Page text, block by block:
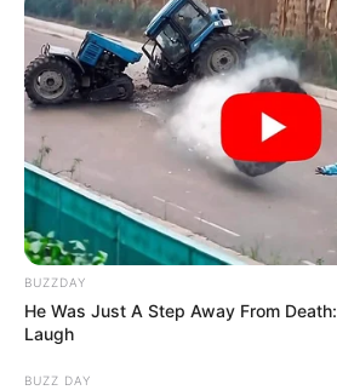
nyugodtabb önkép formálódik
végére kevesebb zaj, de több
vesz körül.2026-ban az
csendesebb, de sokkal erősebb
szerencse vár, ha kedvelés és a
beírása után gördítesz lejjebb!
BUZZDAY
He Was Just A Step Away From
Laugh
BUZZ DAY